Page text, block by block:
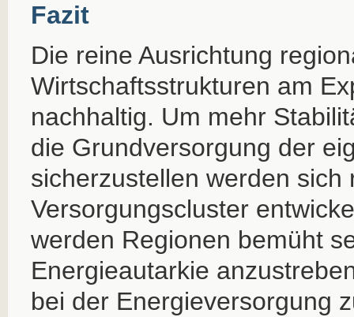
Fazit
Die reine Ausrichtung
Wirtschaftsstrukturen am
nachhaltig. Um mehr
die Grundversorgung der
sicherzustellen werden sich
Versorgungscluster
werden Regionen bemüht
Energieautarkie
bei der Energieversorgung